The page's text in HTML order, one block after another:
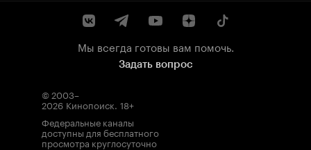
Мы всегда готовы вам помочь.
Задать вопрос
© 2003–
2026 Кинопоиск. 18+
Федеральные каналы
доступны для бесплатного
просмотра круглосуточно